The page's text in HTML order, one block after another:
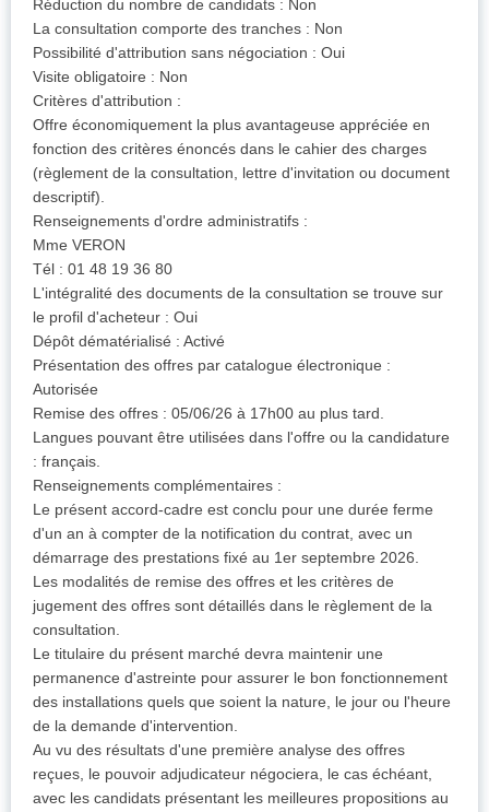
Réduction du nombre de candidats : Non
La consultation comporte des tranches : Non
Possibilité d'attribution sans négociation : Oui
Visite obligatoire : Non
Critères d'attribution :
Offre économiquement la plus avantageuse appréciée en
fonction des critères énoncés dans le cahier des charges
(règlement de la consultation, lettre d'invitation ou document
descriptif).
Renseignements d'ordre administratifs :
Mme VERON
Tél : 01 48 19 36 80
L'intégralité des documents de la consultation se trouve sur
le profil d'acheteur : Oui
Dépôt dématérialisé : Activé
Présentation des offres par catalogue électronique :
Autorisée
Remise des offres : 05/06/26 à 17h00 au plus tard.
Langues pouvant être utilisées dans l'offre ou la candidature
: français.
Renseignements complémentaires :
Le présent accord-cadre est conclu pour une durée ferme
d'un an à compter de la notification du contrat, avec un
démarrage des prestations fixé au 1er septembre 2026.
Les modalités de remise des offres et les critères de
jugement des offres sont détaillés dans le règlement de la
consultation.
Le titulaire du présent marché devra maintenir une
permanence d'astreinte pour assurer le bon fonctionnement
des installations quels que soient la nature, le jour ou l'heure
de la demande d'intervention.
Au vu des résultats d'une première analyse des offres
reçues, le pouvoir adjudicateur négociera, le cas échéant,
avec les candidats présentant les meilleures propositions au